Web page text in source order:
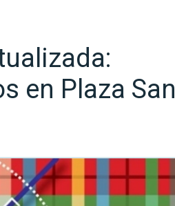
en Plaza San